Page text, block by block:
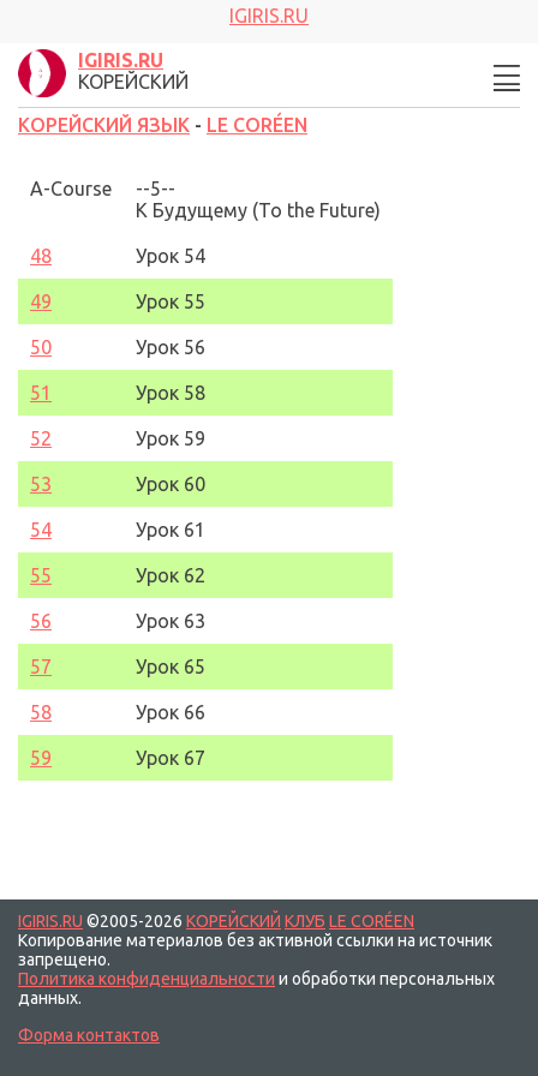
IGIRIS.RU
IGIRIS.RU
КОРЕЙСКИЙ
КОРЕЙСКИЙ ЯЗЫК - LE CORÉEN
A-Course
--5--
К Будущему (To the Future)
48 Урок 54
49 Урок 55
50 Урок 56
51 Урок 58
52 Урок 59
53 Урок 60
54 Урок 61
55 Урок 62
56 Урок 63
57 Урок 65
58 Урок 66
59 Урок 67
IGIRIS.RU ©2005-2026 КОРЕЙСКИЙ КЛУБ LE CORÉEN
Копирование материалов без активной ссылки на источник
запрещено.
Политика конфиденциальности и обработки персональных
данных.
Форма контактов